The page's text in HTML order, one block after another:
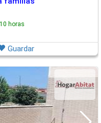
horas
Guardar